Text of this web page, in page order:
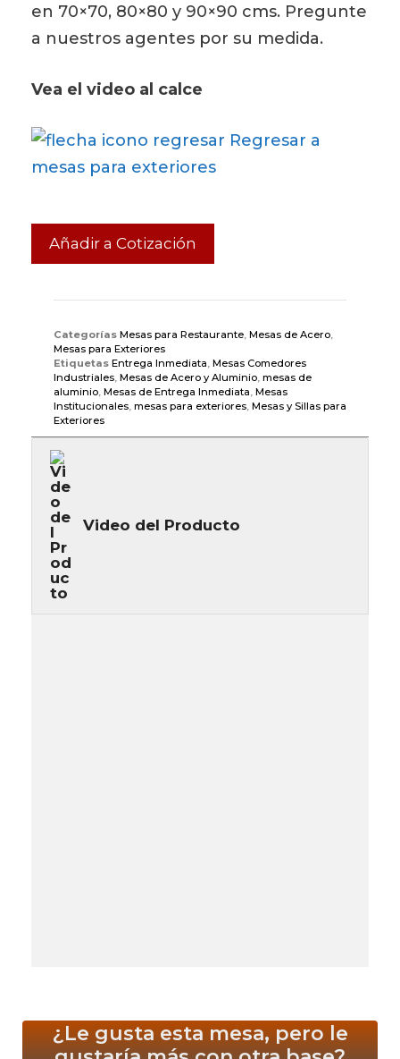
en 70×70, 80×80 y 90×90 cms. Pregunte
a nuestros agentes por su medida.
Vea el video al calce
Regresar a
mesas para exteriores
Añadir a Cotización
Categorías Mesas para Restaurante Mesas de Acero
Mesas para Exteriores
Etiquetas Entrega Inmediata Mesas Comedores
Industriales Mesas de Acero y Aluminio mesas de
aluminio Mesas de Entrega Inmediata Mesas
Institucionales mesas para exteriores Mesas y Sillas para
Exteriores
Video del Producto
¿Le gusta esta mesa, pero le